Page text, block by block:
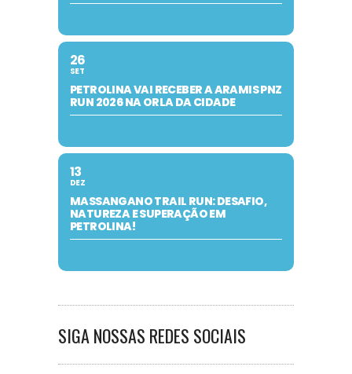
26
SET
PETROLINA VAI RECEBER A ARAMIS PNZ
RUN 2026 NA ORLA DA CIDADE
13
DEZ
MASSANGANO TRAIL RUN: DESAFIO,
NATUREZA E SUPERAÇÃO EM
PETROLINA!
SIGA NOSSAS REDES SOCIAIS